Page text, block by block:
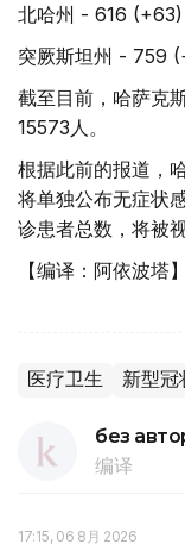
北哈州 - 616 (+63)
突厥斯坦州 - 759
截至目前，哈萨克
15573人。
根据此前的报道，
将单独公布无症状
诊患者总数，将被
【编译：阿依波塔】
医疗卫生 新型冠
без
编译
17:15, 06 8月 2026